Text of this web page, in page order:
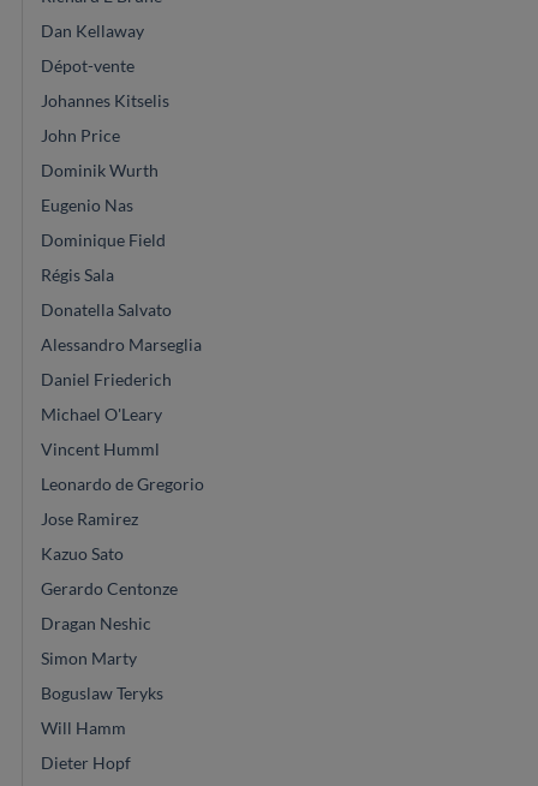
Dan Kellaway
Dépot-vente
Johannes Kitselis
John Price
Dominik Wurth
Eugenio Nas
Dominique Field
Régis Sala
Donatella Salvato
Alessandro Marseglia
Daniel Friederich
Michael O'Leary
Vincent Humml
Leonardo de Gregorio
Jose Ramirez
Kazuo Sato
Gerardo Centonze
Dragan Neshic
Simon Marty
Boguslaw Teryks
Will Hamm
Dieter Hopf